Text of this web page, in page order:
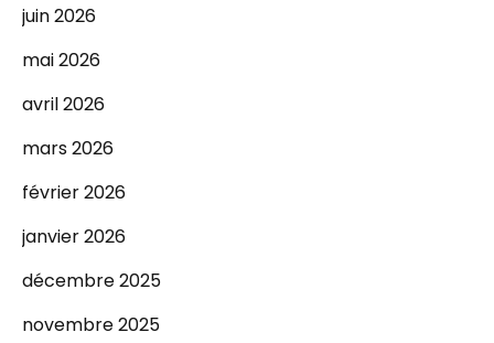
juin 2026
mai 2026
avril 2026
mars 2026
février 2026
janvier 2026
décembre 2025
novembre 2025